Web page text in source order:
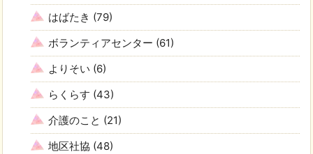
はばたき (79)
ボランティアセンター (61)
よりそい (6)
らくらす (43)
介護のこと (21)
地区社協 (48)